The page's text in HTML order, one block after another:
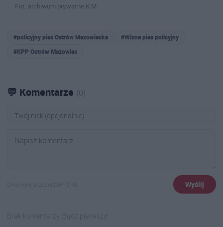
Fot. archiwum prywatne K.M
#policyjny pies Ostrów Mazowiecka
#Wizna pies policyjny
#KPP Ostrów Mazowiec
💬 Komentarze (0)
Chronione przez reCAPTCHA Wyślij
Brak komentarzy. Bądź pierwszy!